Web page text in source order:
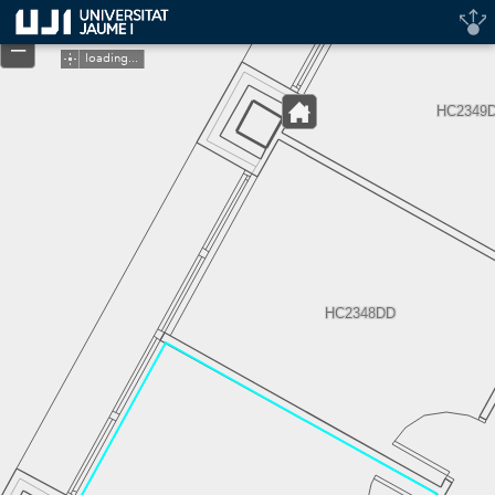
HC2348DD
loading...
+
–